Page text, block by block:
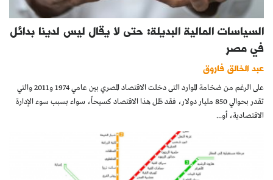
السياسات المالية البديلة: حتى لا يقال ليس لدينا بدائل
في مصر
عبد الخالق فاروق
على الرغم من ضخامة الموارد التى دخلت الاقتصاد المصري بين عامي 1974 و2011 والتي
تقدر بحوالي 850 مليار دولار، فقد ظل هذا الاقتصاد كسيحاً، سواء بسبب سوء الإدارة
الاقتصادية، أو...